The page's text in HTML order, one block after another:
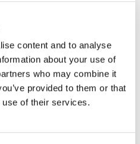
content and to analyse
about your use of
who may combine it
provided to them or that
use of their services.
wächst, und
unseres CO2-